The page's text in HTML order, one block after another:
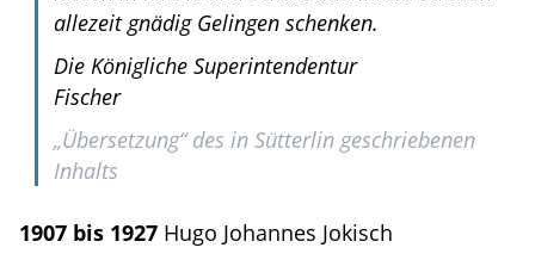
allezeit gnädig Gelingen schenken.
Die Königliche Superintendentur
Fischer
„Übersetzung“ des in Sütterlin geschriebenen
Inhalts
1907 bis 1927Hugo Johannes Jokisch